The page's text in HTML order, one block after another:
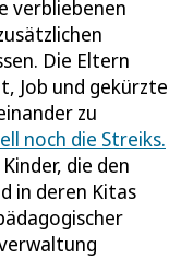
verbliebenen
Die Eltern
Job und gekürzte
zu
noch die Streiks.
die den
in deren Kitas